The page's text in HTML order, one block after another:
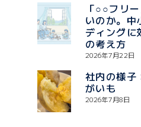
「○○フリ
いのか。中
ディングに
の考え方
2026年7月22日
社内の様子
がいも
2026年7月8日